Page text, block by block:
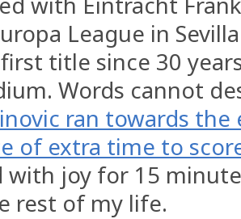
League in
title since 30
Words cannot
ran towards
of extra time to
with joy for 15
rest of my life.